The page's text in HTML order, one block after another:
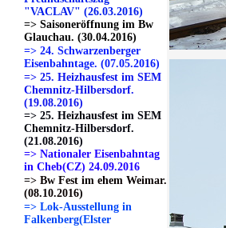
"VACLAV" (26.03.2016)
=> Saisoneröffnung im Bw
Glauchau. (30.04.2016)
=> 24. Schwarzenberger
Eisenbahntage. (07.05.2016)
=> 25. Heizhausfest im SEM
Chemnitz-Hilbersdorf.
(19.08.2016)
=> 25. Heizhausfest im SEM
Chemnitz-Hilbersdorf.
(21.08.2016)
=> Nationaler Eisenbahntag
in Cheb(CZ) 24.09.2016
=> Bw Fest im ehem Weimar.
(08.10.2016)
=> Lok-Ausstellung in
Falkenberg(Elster